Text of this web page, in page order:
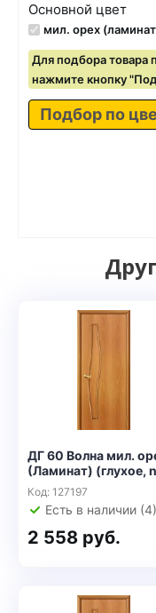
Основной цвет
мил. орех
Для подбора товара
нажмите кнопку
Подбор по
ДГ 60 Волна мил.
(Ламинат) (глухое,
Код: 127197
Есть в наличии (4)
2 558 руб.